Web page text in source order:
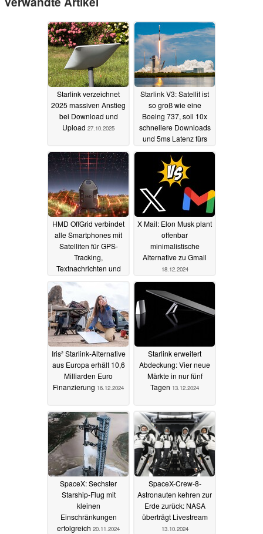
Starlink verzeichnet
2025 massiven Anstieg
bei Download und
Upload 27.10.2025
Starlink V3: Satellit ist
so groß wie eine
Boeing 737, soll 10x
schnellere Downloads
und 5ms Latenz fürs
Gaming ermöglichen
01.06.2025
HMD OffGrid verbindet
alle Smartphones mit
Satelliten für GPS-
Tracking,
Textnachrichten und
SOS
X Mail: Elon Musk plant
offenbar
minimalistische
Alternative zu Gmail
18.12.2024
Iris² Starlink-Alternative
aus Europa erhält 10,6
Milliarden Euro
Finanzierung 16.12.2024
Starlink erweitert
Abdeckung: Vier neue
Märkte in nur fünf
Tagen 13.12.2024
SpaceX: Sechster
Starship-Flug mit
kleinen
Einschränkungen
erfolgreich 20.11.2024
SpaceX-Crew-8-
Astronauten kehren zur
Erde zurück: NASA
überträgt Livestream
13.10.2024